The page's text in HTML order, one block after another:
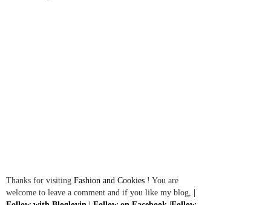
Thanks for visiting Fashion and Cookies ! You are
welcome to leave a comment and if you like my blog, |